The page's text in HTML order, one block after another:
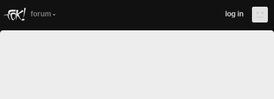
forum log in